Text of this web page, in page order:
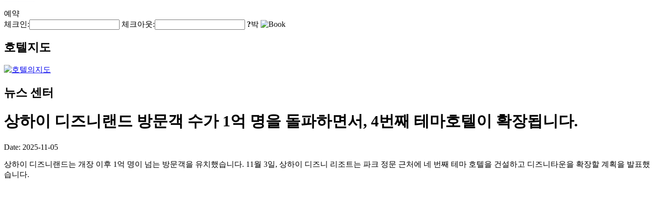
예약
체크인:
체크아웃: ?박
호텔지도
뉴스 센터
상하이 디즈니랜드 방문객 수가 1억 명을 돌파하면서, 4번째 테마호텔이 확장됩니다.
Date: 2025-11-05
상하이 디즈니랜드는 개장 이후 1억 명이 넘는 방문객을 유치했습니다. 11월 3일, 상하이 디즈니 리조트는 파크 정문 근처에 네 번째 테마 호텔을 건설하고 디즈니타운을 확장할 계획을 발표했
습니다.